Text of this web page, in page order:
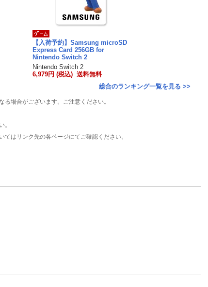
【入荷予約】Samsung microSD
Express Card 256GB for
Nintendo Switch 2
Nintendo Switch 2
6,979円 (税込) 送料無料
総合のランキング一覧を見る >>
場合がございます。ご注意ください。
。
はリンク先の各ページにてご確認ください。